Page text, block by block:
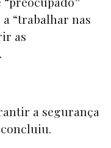
“trabalhar nas
as
a segurança